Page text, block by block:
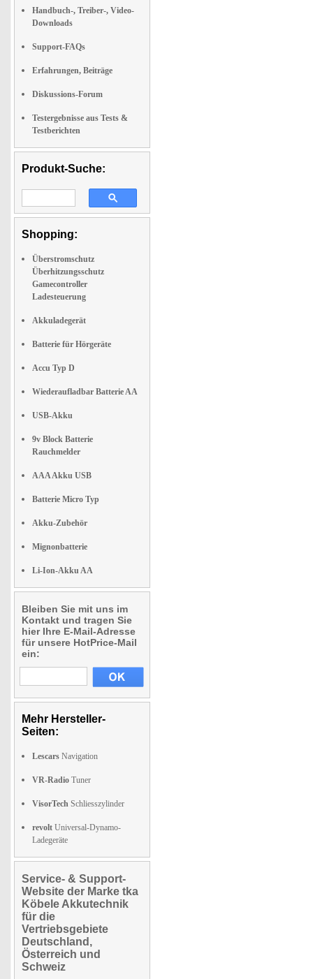
Handbuch-, Treiber-, Video-
Downloads
Support-FAQs
Erfahrungen, Beiträge
Diskussions-Forum
Testergebnisse aus Tests &
Testberichten
Produkt-Suche:
Shopping:
Überstromschutz
Überhitzungsschutz
Gamecontroller
Ladesteuerung
Akkuladegerät
Batterie für Hörgeräte
Accu Typ D
Wiederaufladbar Batterie AA
USB-Akku
9v Block Batterie
Rauchmelder
AAA Akku USB
Batterie Micro Typ
Akku-Zubehör
Mignonbatterie
Li-Ion-Akku AA
Bleiben Sie mit uns im
Kontakt und tragen Sie
hier Ihre E-Mail-Adresse
für unsere HotPrice-Mail
ein:
Mehr Hersteller-
Seiten:
Lescars Navigation
VR-Radio Tuner
VisorTech Schliesszylinder
revolt Universal-Dynamo-
Ladegeräte
Service- & Support-
Website der Marke tka
Köbele Akkutechnik
für die
Vertriebsgebiete
Deutschland,
Österreich und
Schweiz